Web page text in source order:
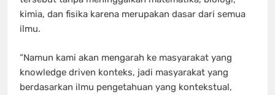
kimia, dan fisika karena merupakan dasar dari semua
ilmu.
“Namun kami akan mengarah ke masyarakat yang
knowledge driven konteks, jadi masyarakat yang
berdasarkan ilmu pengetahuan yang kontekstual,